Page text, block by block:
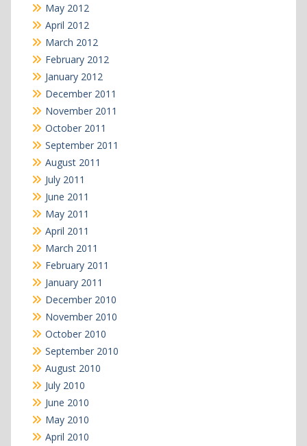
May 2012
April 2012
March 2012
February 2012
January 2012
December 2011
November 2011
October 2011
September 2011
August 2011
July 2011
June 2011
May 2011
April 2011
March 2011
February 2011
January 2011
December 2010
November 2010
October 2010
September 2010
August 2010
July 2010
June 2010
May 2010
April 2010